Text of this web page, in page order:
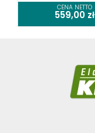
CENA NETTO
559,00 zł